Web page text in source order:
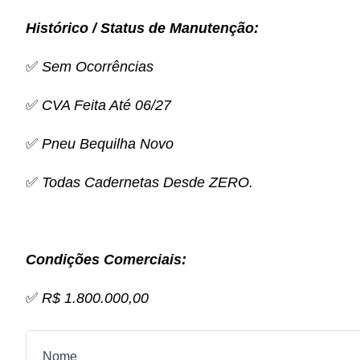
Histórico / Status de Manutenção:
✅ Sem Ocorrências
✅ CVA Feita Até 06/27
✅ Pneu Bequilha Novo
✅ Todas Cadernetas Desde ZERO.
Condições Comerciais:
✅ R$ 1.800.000,00
Nome